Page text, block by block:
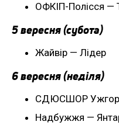
ОФКІП-Полісся —
5 вересня (субота)
Жайвір — Лідер
6 вересня (неділя)
СДЮСШОР
Надбужжя —